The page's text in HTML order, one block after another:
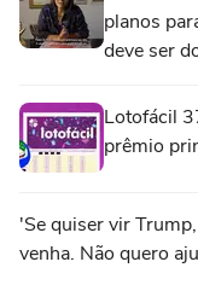
planos
deve ser
Lotofácil
prêmio
'Se quiser vir
venha. Não quero